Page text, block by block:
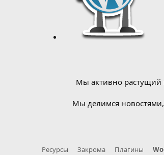
Мы активно растущий
Мы делимся
Ресурсы Закрома Плагины